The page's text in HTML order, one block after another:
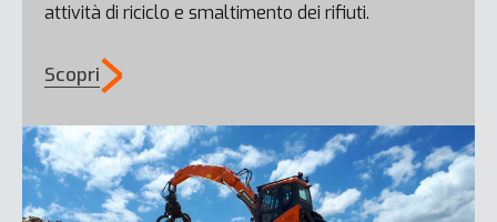
attività di riciclo e smaltimento dei rifiuti.
Scopri